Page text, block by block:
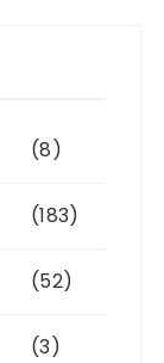
(8)
(183)
(52)
(3)